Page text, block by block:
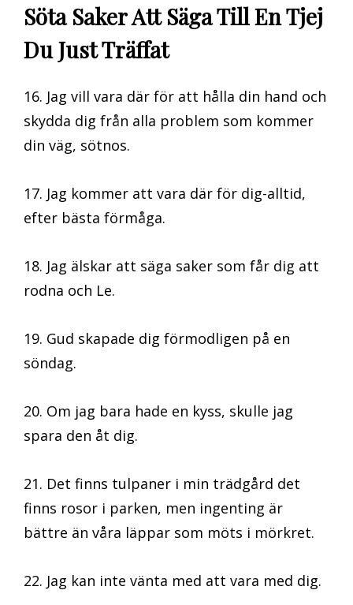
Söta Saker Att Säga Till En Tjej
Du Just Träffat
16. Jag vill vara där för att hålla din hand och
skydda dig från alla problem som kommer
din väg, sötnos.
17. Jag kommer att vara där för dig-alltid,
efter bästa förmåga.
18. Jag älskar att säga saker som får dig att
rodna och Le.
19. Gud skapade dig förmodligen på en
söndag.
20. Om jag bara hade en kyss, skulle jag
spara den åt dig.
21. Det finns tulpaner i min trädgård det
finns rosor i parken, men ingenting är
bättre än våra läppar som möts i mörkret.
22. Jag kan inte vänta med att vara med dig.